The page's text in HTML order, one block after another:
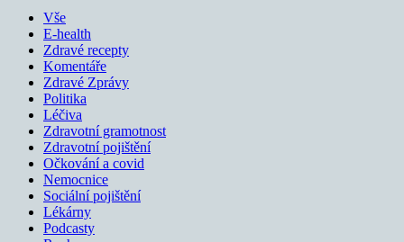
Vše
E-health
Zdravé recepty
Komentáře
Zdravé Zprávy
Politika
Léčiva
Zdravotní gramotnost
Zdravotní pojištění
Očkování a covid
Nemocnice
Sociální pojištění
Lékárny
Podcasty